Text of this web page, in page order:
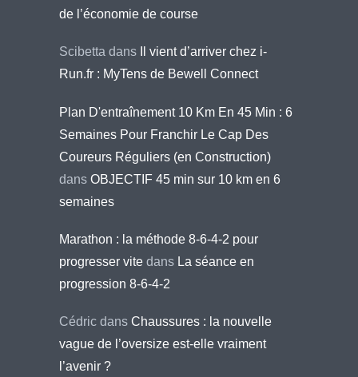
de l’économie de course
Scibetta dans
Il vient d’arriver chez i-
Run.fr : MyTens de Bewell Connect
Plan D'entraînement 10 Km En 45 Min : 6
Semaines Pour Franchir Le Cap Des
Coureurs Réguliers (en Construction)
dans OBJECTIF 45 min sur 10 km en 6
semaines
Marathon : la méthode 8-6-4-2 pour
progresser vite dans La séance en
progression 8-6-4-2
Cédric dans Chaussures : la nouvelle
vague de l’oversize est-elle vraiment
l’avenir ?